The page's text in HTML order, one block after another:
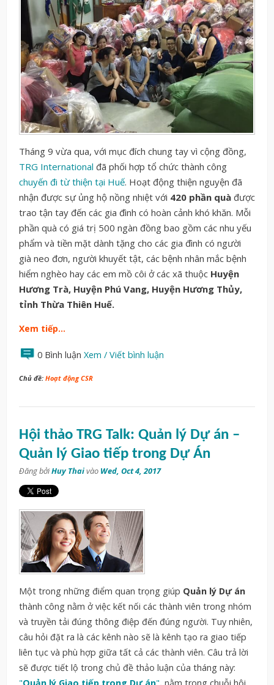
Tháng 9 vừa qua, với mục đích chung tay vì cộng đồng,
TRG International đã phối hợp tổ chức thành công
chuyến đi từ thiện tại Huế. Hoạt động thiện nguyện đã
nhận được sự ủng hộ nồng nhiệt với 420 phần quà được
trao tận tay đến các gia đình có hoàn cảnh khó khăn. Mỗi
phần quà có giá trị 500 ngàn đồng bao gồm các nhu yếu
phẩm và tiền mặt dành tặng cho các gia đình có người
già neo đơn, người khuyết tật, các bệnh nhân mắc bệnh
hiểm nghèo hay các em mồ côi ở các xã thuộc Huyện
Hương Trà, Huyện Phú Vang, Huyện Hương Thủy,
tỉnh Thừa Thiên Huế.
Xem tiếp…
0 Bình luận Xem / Viết bình luận
Chủ đề: Hoạt động CSR
Hội thảo TRG Talk: Quản lý Dự án –
Quản lý Giao tiếp trong Dự Án
Đăng bởiHuy Thaivào Wed, Oct 4, 2017
Một trong những điểm quan trọng giúp Quản lý Dự án
thành công nằm ở việc kết nối các thành viên trong nhóm
và truyền tải đúng thông điệp đến đúng người. Tuy nhiên,
câu hỏi đặt ra là các kênh nào sẽ là kênh tạo ra giao tiếp
liên tục và phù hợp giữa tất cả các thành viên. Câu trả lời
sẽ được tiết lộ trong chủ đề thảo luận của tháng này: